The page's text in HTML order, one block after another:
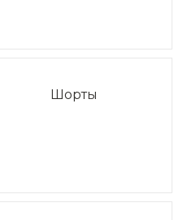
Шорты